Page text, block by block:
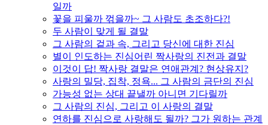
일까
꽃을 피울까 꺾을까~ 그 사람도 초조하다?!
두 사람이 맞게 될 결말
그 사람의 겉과 속, 그리고 당신에 대한 진심
별이 인도하는 진심어린 짝사랑의 진전과 결말
이것이 답! 짝사랑 결말은 연애관계? 현상유지?
사랑의 밀당, 집착, 정욕... 그 사람의 금단의 진심
가능성 없는 상대 끝낼까 아니면 기다릴까
그 사람의 진심, 그리고 이 사랑의 결말
연하를 진심으로 사랑해도 될까? 그가 원하는 관계